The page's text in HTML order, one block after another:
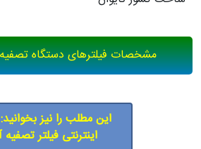
مشخصات فیلترهای دستگاه
این مطلب را نیز
اینترنتی فیلتر